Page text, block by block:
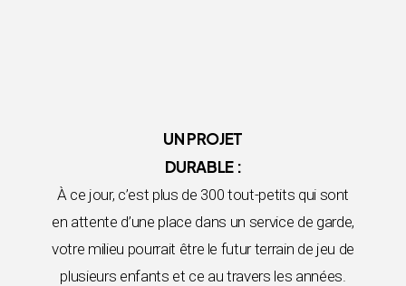
UN PROJET
DURABLE :
À ce jour, c’est plus de 300 tout-petits qui sont
en attente d’une place dans un service de garde,
votre milieu pourrait être le futur terrain de jeu de
plusieurs enfants et ce au travers les années.